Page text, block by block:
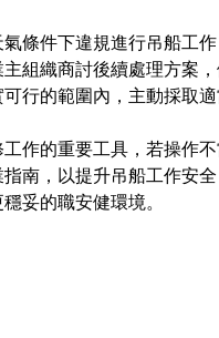
條件下違規進行吊船工
組織商討後續處理方案
行的範圍內，主動採取
作的重要工具，若操作
南，以提升吊船工作安
妥的職安健環境。